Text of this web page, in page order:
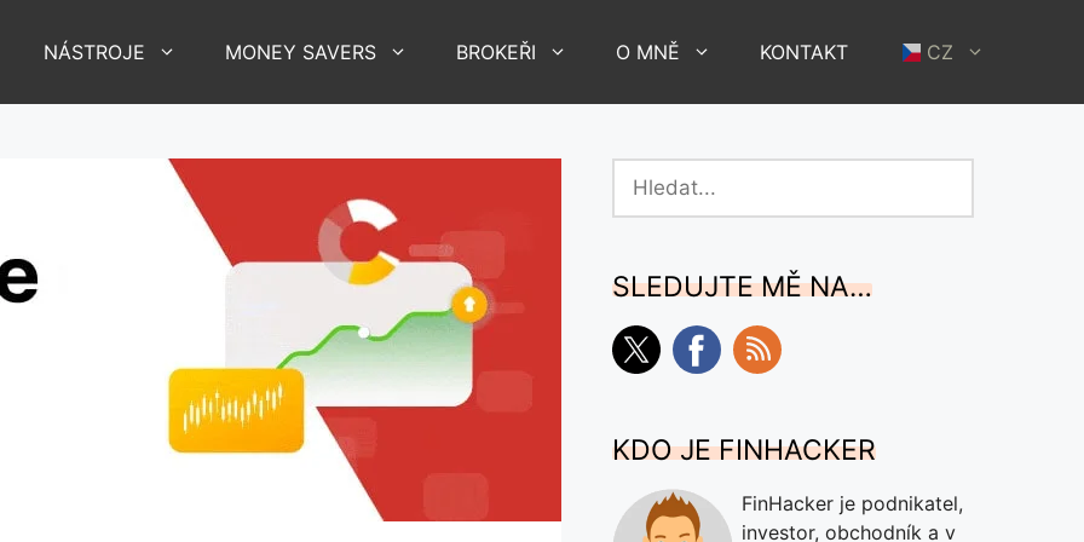
NÁSTROJE MONEY SAVERS BROKEŘI O MNĚ KONTAKT CZ
SLEDUJTE MĚ NA…
KDO JE FINHACKER
FinHacker je podnikatel,
investor, obchodník a v